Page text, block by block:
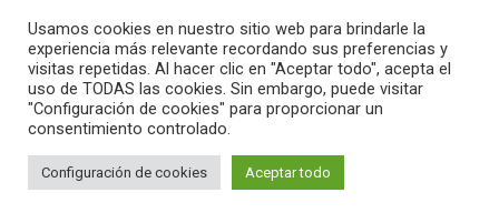
Copyright @ 2021
Política de privacidad- Política de cookies
Usamos cookies en nuestro sitio web para brindarle la
experiencia más relevante recordando sus preferencias y
visitas repetidas. Al hacer clic en "Aceptar todo", acepta el
uso de TODAS las cookies. Sin embargo, puede visitar
"Configuración de cookies" para proporcionar un
consentimiento controlado.
Configuración de cookies Aceptar todo